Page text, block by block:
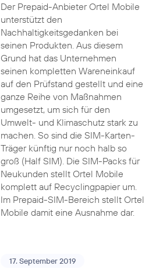
Der Prepaid-Anbieter Ortel Mobile
unterstützt den
Nachhaltigkeitsgedanken bei
seinen Produkten. Aus diesem
Grund hat das Unternehmen
seinen kompletten Wareneinkauf
auf den Prüfstand gestellt und eine
ganze Reihe von Maßnahmen
umgesetzt, um sich für den
Umwelt- und Klimaschutz stark zu
machen. So sind die SIM-Karten-
Träger künftig nur noch halb so
groß (Half SIM). Die SIM-Packs für
Neukunden stellt Ortel Mobile
komplett auf Recyclingpapier um.
Im Prepaid-SIM-Bereich stellt Ortel
Mobile damit eine Ausnahme dar.
17. September 2019